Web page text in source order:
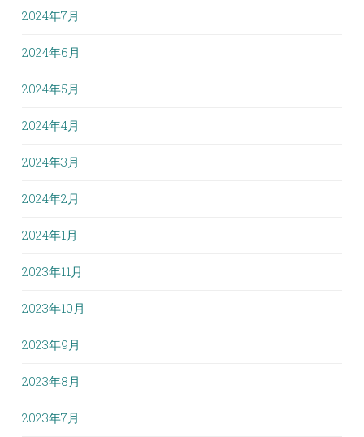
2024年7月
2024年6月
2024年5月
2024年4月
2024年3月
2024年2月
2024年1月
2023年11月
2023年10月
2023年9月
2023年8月
2023年7月